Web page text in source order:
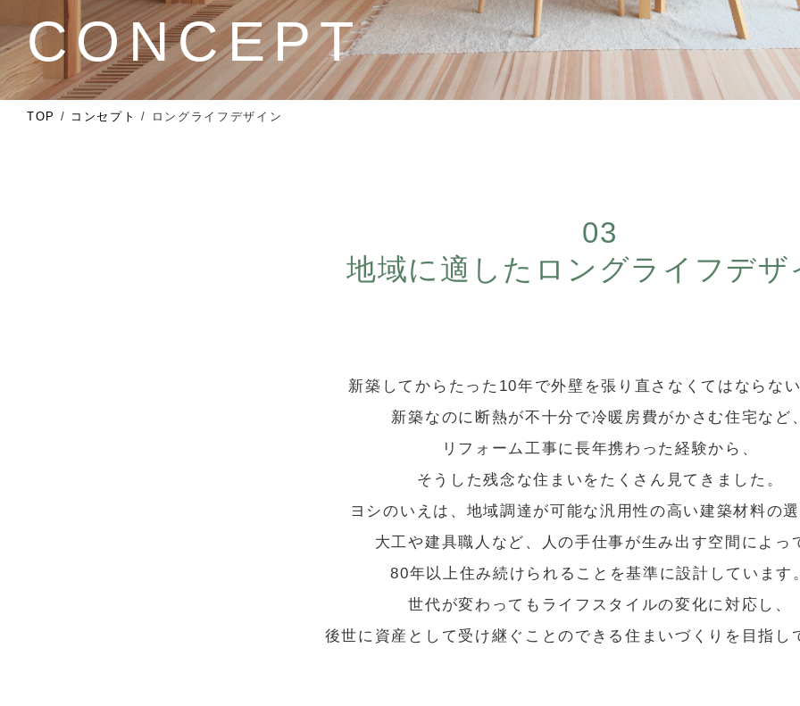
CONCEPT
TOP / コンセプト / ロングライフデザイン
03
地域に適した ロングライフデザ
新築してからたった10年で外壁を張り直さなくてはならな
新築なのに断熱が不十分で冷暖房費がかさむ住宅など
リフォーム工事に長年携わった経験から、
そうした残念な住まいをたくさん見てきました。
ヨシのいえは、地域調達が可能な汎用性の高い建築材料の
大工や建具職人など、人の手仕事が生み出す空間によっ
80年以上住み続けられることを基準に設計しています
世代が変わってもライフスタイルの変化に対応し、
後世に資産として受け継ぐことのできる住まいづくりを目指し